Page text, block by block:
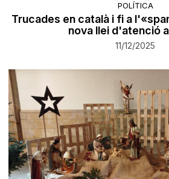
POLÍTICA
Trucades en català i fi a
nova llei d'atenció
11/12/2025